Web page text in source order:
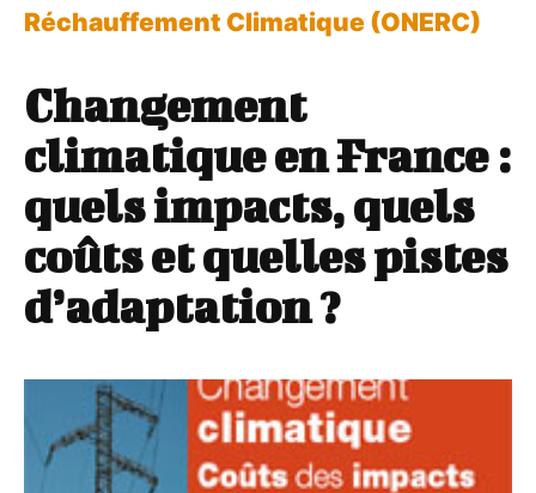
Réchauffement Climatique (ONERC)
Changement
climatique en France :
quels impacts, quels
coûts et quelles pistes
d’adaptation ?